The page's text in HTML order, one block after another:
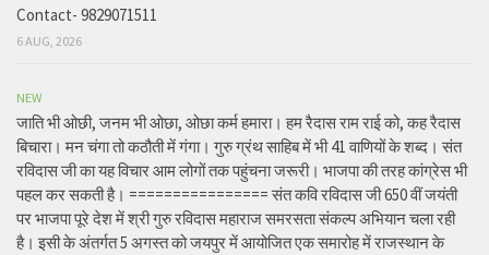
Contact- 9829071511
6 AUG, 2026
NEW
जाति भी ओछी, जनम भी ओछा, ओछा कर्म हमारा। हम रैदास राम राई को, कह रैदास
बिचारा। मन चंगा तो कठौती में गंगा। गुरु ग्रंथ साहिब में भी 41 वाणियों के शब्द। संत
रविदास जी का यह विचार आम लोगों तक पहुंचना जरूरी। भाजपा की तरह कांग्रेस भी
पहल कर सकती है। ================ संत कवि रविदास जी 650 वीं जयंती
पर भाजपा पूरे देश में श्री गुरु रविदास महाराज समरसता संकल्प अभियान चला रही
है। इसी के अंतर्गत 5 अगस्त को जयपुर में आयोजित एक समारोह में राजस्थान के